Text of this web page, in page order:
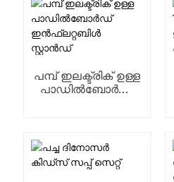
പമ്പ് ഇലക്ട്രിക് ഉള്ള
പാഡിൽബോർഡ്